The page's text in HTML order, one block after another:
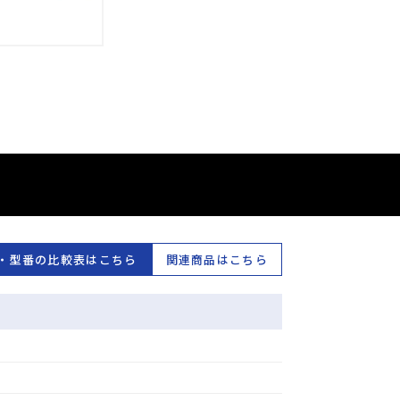
型番の比較表はこちら 関連商品はこちら